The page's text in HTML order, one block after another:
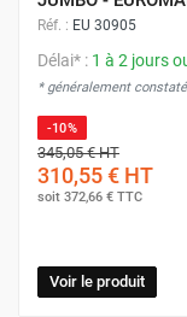
Réf. : EU 30905
Délai* : 1 à 2 jours
* généralement constaté
-10%
345,05 €HT
310,55 € HT
soit 372,66 € TTC
Voir le produit